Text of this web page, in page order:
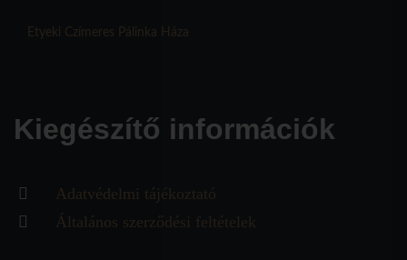
Etyeki Czímeres Pálinka Háza
Kiegészítő információk
Adatvédelmi tájékoztató
Általános szerződési feltételek